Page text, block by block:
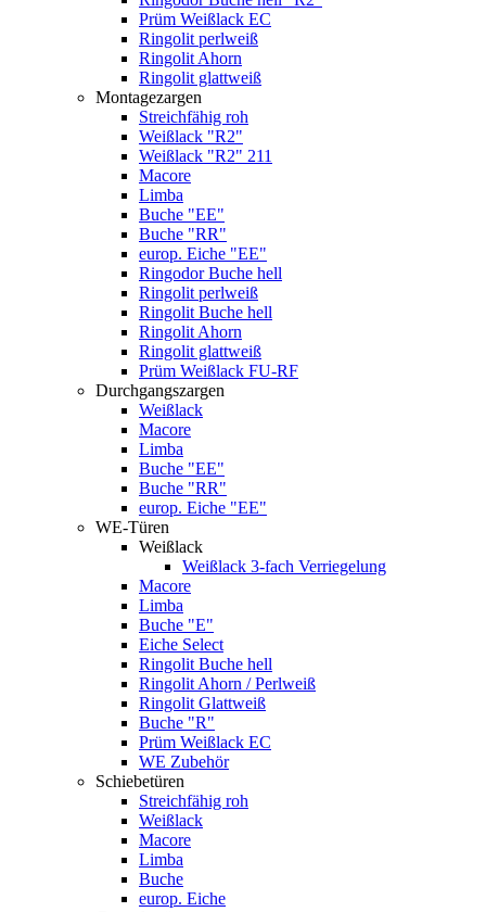
Prüm Weißlack EC
Ringolit perlweiß
Ringolit Ahorn
Ringolit glattweiß
Montagezargen
Streichfähig roh
Weißlack "R2"
Weißlack "R2" 211
Macore
Limba
Buche "EE"
Buche "RR"
europ. Eiche "EE"
Ringodor Buche hell
Ringolit perlweiß
Ringolit Buche hell
Ringolit Ahorn
Ringolit glattweiß
Prüm Weißlack FU-RF
Durchgangszargen
Weißlack
Macore
Limba
Buche "EE"
Buche "RR"
europ. Eiche "EE"
WE-Türen
Weißlack
Weißlack 3-fach Verriegelung
Macore
Limba
Buche "E"
Eiche Select
Ringolit Buche hell
Ringolit Ahorn / Perlweiß
Ringolit Glattweiß
Buche "R"
Prüm Weißlack EC
WE Zubehör
Schiebetüren
Streichfähig roh
Weißlack
Macore
Limba
Buche
europ. Eiche